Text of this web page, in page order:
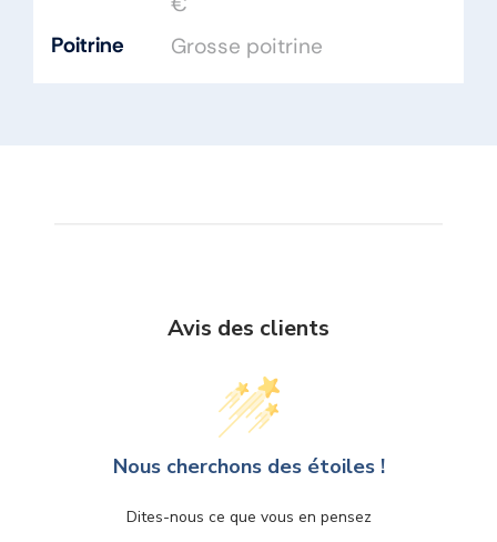
Poitrine
Grosse poitrine
Avis des clients
Nous cherchons des étoiles !
Dites-nous ce que vous en pensez